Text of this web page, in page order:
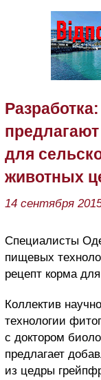
для
животных
14 сентября
Специалисты
пищевых
рецепт корма
Коллектив
технологии
с доктором
предлагает
из цедры